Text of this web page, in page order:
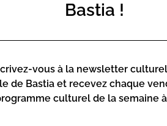
Bastia !
vous à la newsletter
de Bastia et recevez chaque
culturel de la semaine